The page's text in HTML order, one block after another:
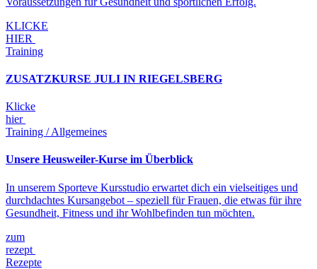
KLICKE
HIER
Training
ZUSATZKURSE JULI IN RIEGELSBERG
Klicke
hier
Training / Allgemeines
Unsere Heusweiler-Kurse im Überblick
In unserem Sporteve Kursstudio erwartet dich ein vielseitiges und
durchdachtes Kursangebot – speziell für Frauen, die etwas für ihre
Gesundheit, Fitness und ihr Wohlbefinden tun möchten.
zum
rezept
Rezepte